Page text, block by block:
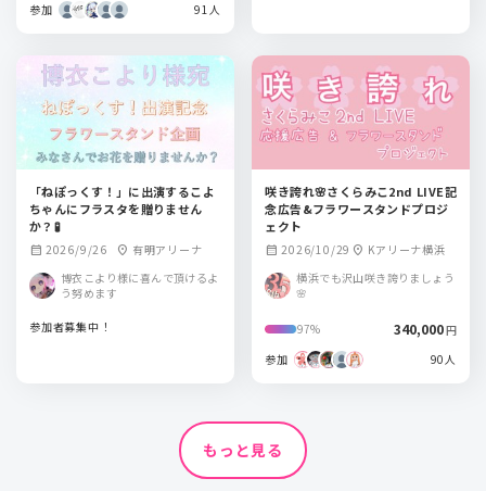
参加
91人
「ねぽっくす！」に出演するこよ
ちゃんにフラスタを贈りません
か？🧪
calendar_month 2026/9/26 location_on 有明アリーナ
博衣こより様に喜んで頂けるよ
う努めます
参加者募集中！
咲き誇れ🌸さくらみこ2nd LIVE記
念広告&フラワースタンドプロジ
ェクト
calendar_month 2026/10/29 location_on Kアリーナ横浜
横浜でも沢山咲き誇りましょう
🌸
97% 340,000円
参加
90人
もっと見る